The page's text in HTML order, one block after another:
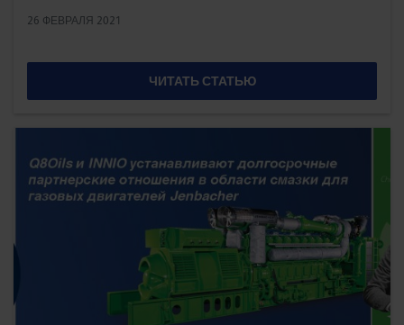
26 ФЕВРАЛЯ 2021
ЧИТАТЬ СТАТЬЮ